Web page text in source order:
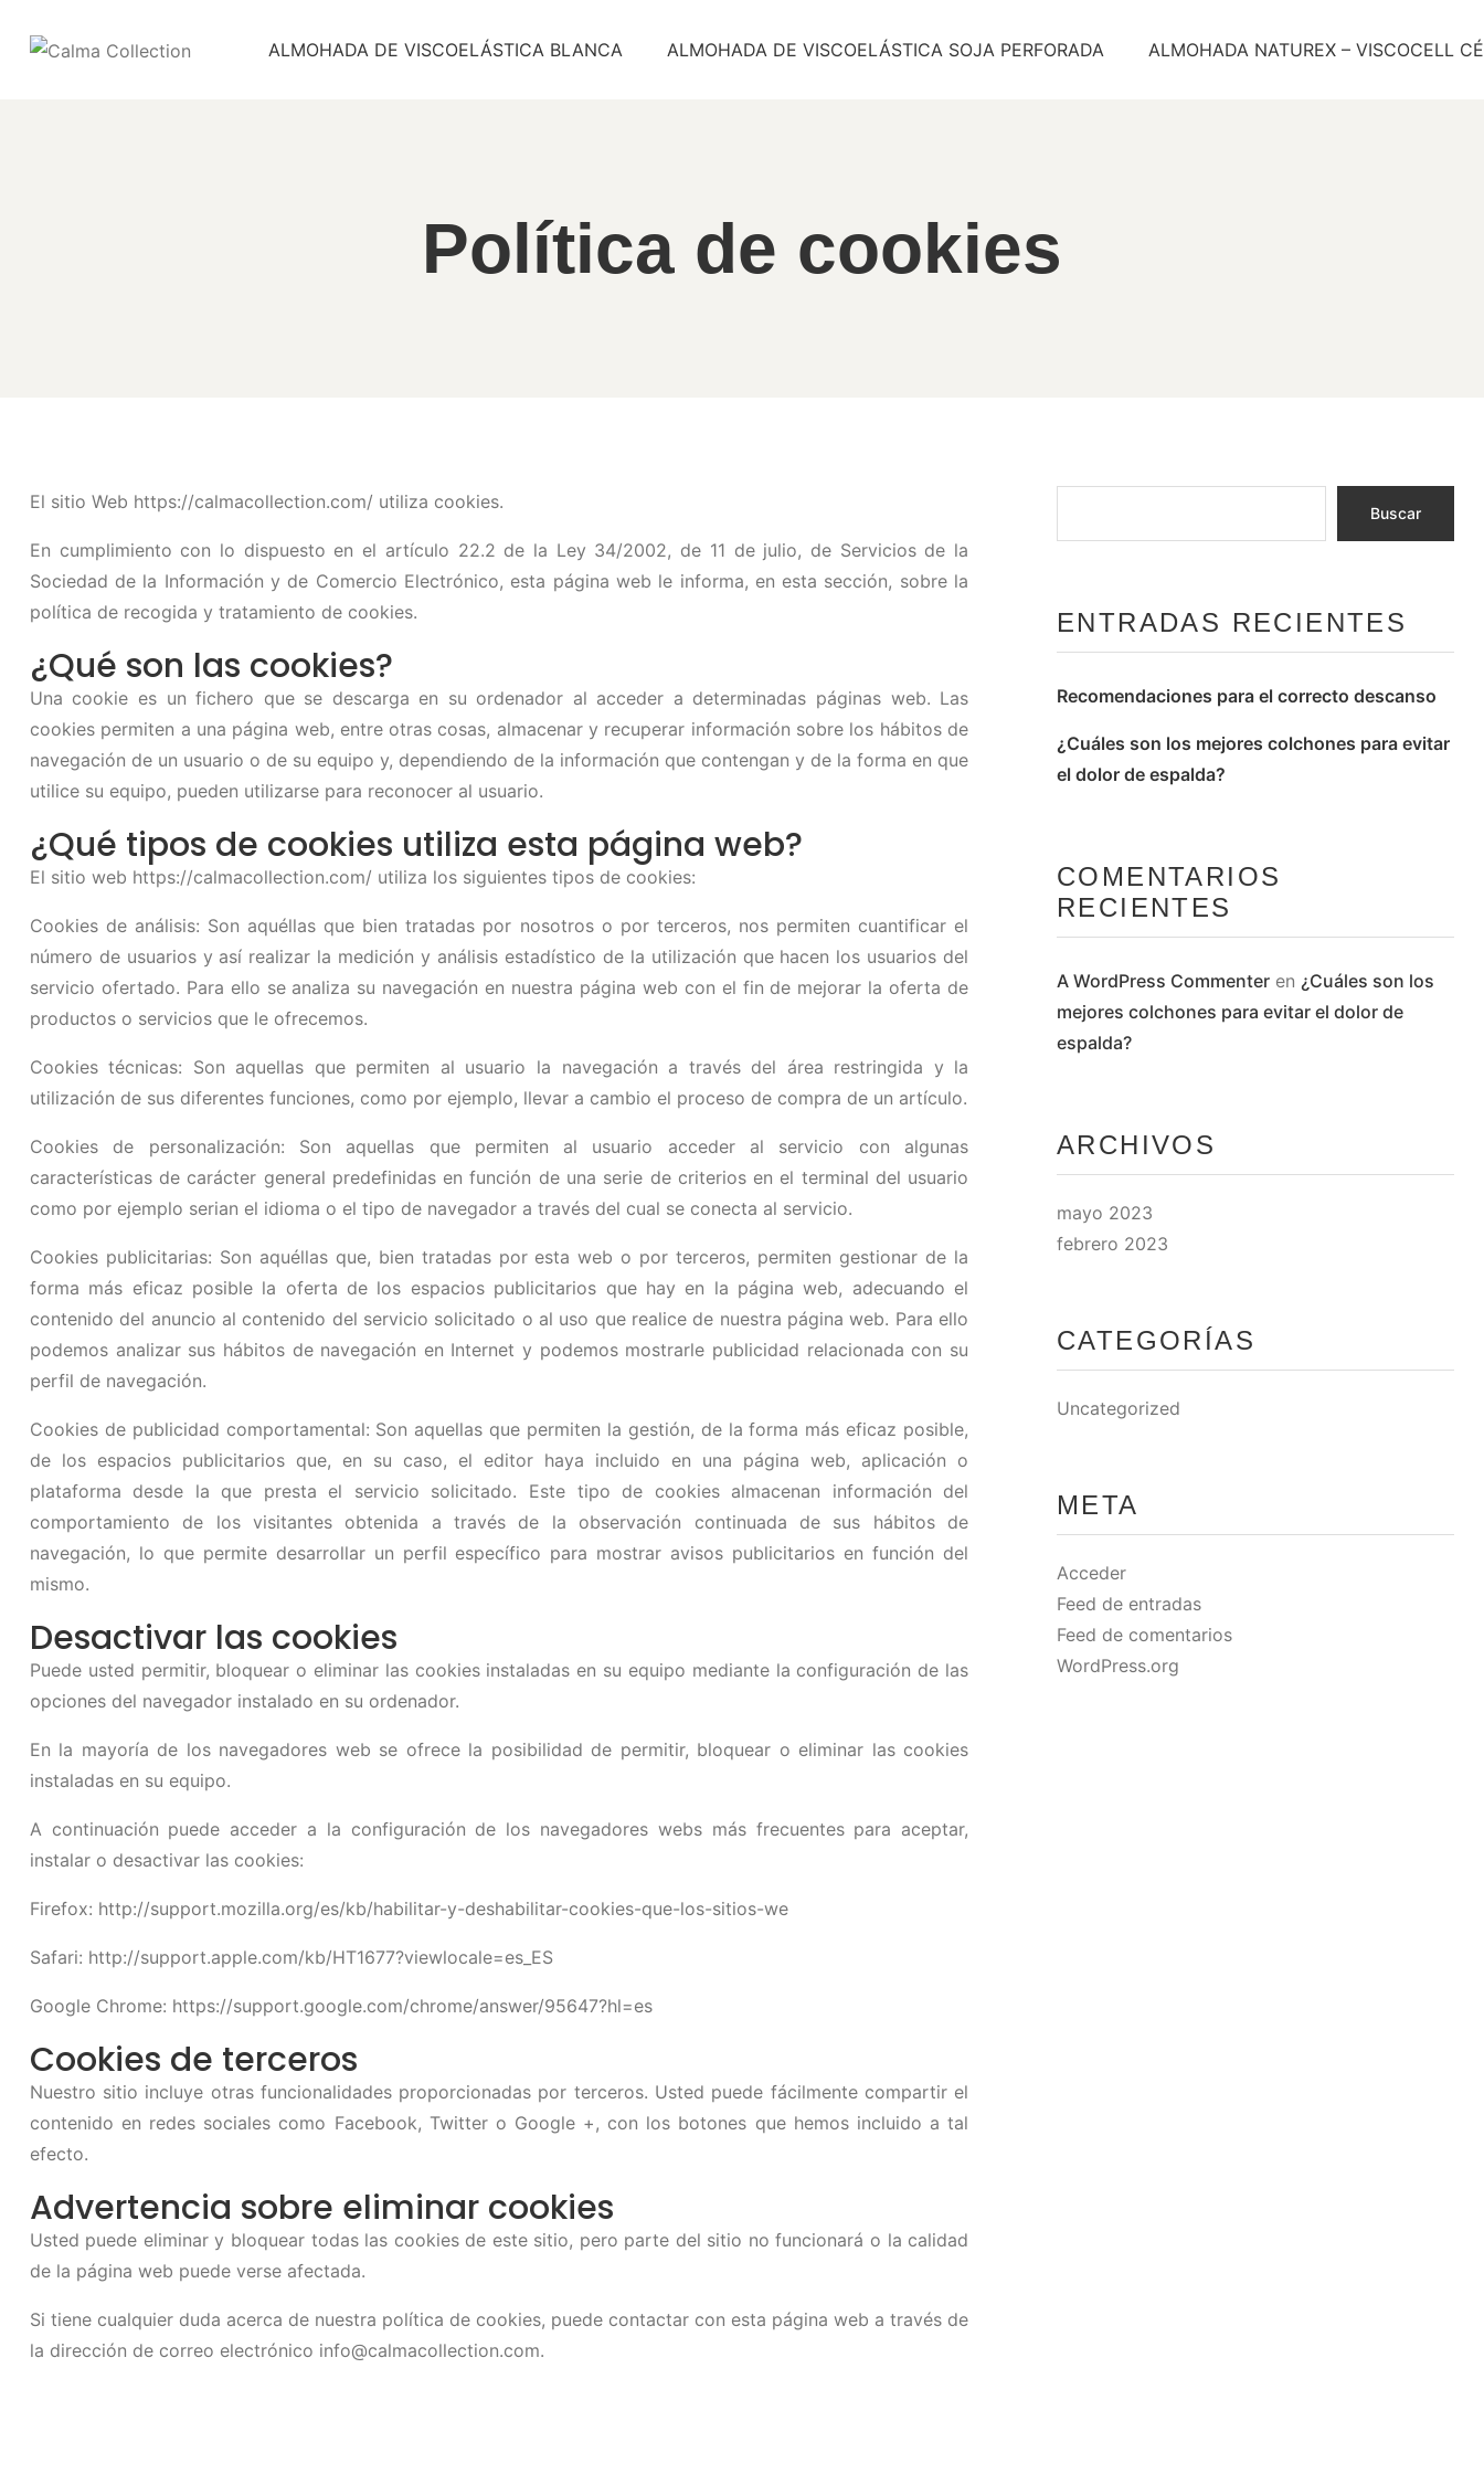
ALMOHADA DE VISCOELÁSTICA BLANCA ALMOHADA DE VISCOELÁSTICA SOJA PERFORADA ALMOHADA NATUREX – VISCOCELL
Política de cookies
ENTRADAS RECIENTES
Recomendaciones para el correcto descanso
¿Cuáles son los mejores colchones para evitar
el dolor de espalda?
COMENTARIOS
RECIENTES
A WordPress Commenter en ¿Cuáles son los
mejores colchones para evitar el dolor de
espalda?
ARCHIVOS
mayo 2023
febrero 2023
CATEGORÍAS
Uncategorized
META
Acceder
Feed de entradas
Feed de comentarios
WordPress.org
El sitio Web https://calmacollection.com/ utiliza cookies.
En cumplimiento con lo dispuesto en el artículo 22.2 de la Ley 34/2002, de 11 de julio, de Servicios de la
Sociedad de la Información y de Comercio Electrónico, esta página web le informa, en esta sección, sobre la
política de recogida y tratamiento de cookies.
¿Qué son las cookies?
Una cookie es un fichero que se descarga en su ordenador al acceder a determinadas páginas web. Las
cookies permiten a una página web, entre otras cosas, almacenar y recuperar información sobre los hábitos de
navegación de un usuario o de su equipo y, dependiendo de la información que contengan y de la forma en que
utilice su equipo, pueden utilizarse para reconocer al usuario.
¿Qué tipos de cookies utiliza esta página web?
El sitio web https://calmacollection.com/ utiliza los siguientes tipos de cookies:
Cookies de análisis: Son aquéllas que bien tratadas por nosotros o por terceros, nos permiten cuantificar el
número de usuarios y así realizar la medición y análisis estadístico de la utilización que hacen los usuarios del
servicio ofertado. Para ello se analiza su navegación en nuestra página web con el fin de mejorar la oferta de
productos o servicios que le ofrecemos.
Cookies técnicas: Son aquellas que permiten al usuario la navegación a través del área restringida y la
utilización de sus diferentes funciones, como por ejemplo, llevar a cambio el proceso de compra de un artículo.
Cookies de personalización: Son aquellas que permiten al usuario acceder al servicio con algunas
características de carácter general predefinidas en función de una serie de criterios en el terminal del usuario
como por ejemplo serian el idioma o el tipo de navegador a través del cual se conecta al servicio.
Cookies publicitarias: Son aquéllas que, bien tratadas por esta web o por terceros, permiten gestionar de la
forma más eficaz posible la oferta de los espacios publicitarios que hay en la página web, adecuando el
contenido del anuncio al contenido del servicio solicitado o al uso que realice de nuestra página web. Para ello
podemos analizar sus hábitos de navegación en Internet y podemos mostrarle publicidad relacionada con su
perfil de navegación.
Cookies de publicidad comportamental: Son aquellas que permiten la gestión, de la forma más eficaz posible,
de los espacios publicitarios que, en su caso, el editor haya incluido en una página web, aplicación o
plataforma desde la que presta el servicio solicitado. Este tipo de cookies almacenan información del
comportamiento de los visitantes obtenida a través de la observación continuada de sus hábitos de
navegación, lo que permite desarrollar un perfil específico para mostrar avisos publicitarios en función del
mismo.
Desactivar las cookies
Puede usted permitir, bloquear o eliminar las cookies instaladas en su equipo mediante la configuración de las
opciones del navegador instalado en su ordenador.
En la mayoría de los navegadores web se ofrece la posibilidad de permitir, bloquear o eliminar las cookies
instaladas en su equipo.
A continuación puede acceder a la configuración de los navegadores webs más frecuentes para aceptar,
instalar o desactivar las cookies:
Firefox: http://support.mozilla.org/es/kb/habilitar-y-deshabilitar-cookies-que-los-sitios-we
Safari: http://support.apple.com/kb/HT1677?viewlocale=es_ES
Google Chrome: https://support.google.com/chrome/answer/95647?hl=es
Cookies de terceros
Nuestro sitio incluye otras funcionalidades proporcionadas por terceros. Usted puede fácilmente compartir el
contenido en redes sociales como Facebook, Twitter o Google +, con los botones que hemos incluido a tal
efecto.
Advertencia sobre eliminar cookies
Usted puede eliminar y bloquear todas las cookies de este sitio, pero parte del sitio no funcionará o la calidad
de la página web puede verse afectada.
Si tiene cualquier duda acerca de nuestra política de cookies, puede contactar con esta página web a través de
la dirección de correo electrónico info@calmacollection.com.